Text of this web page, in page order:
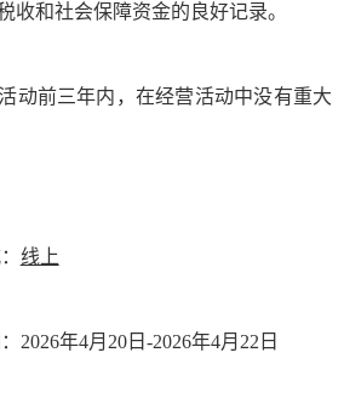
收和社会保障资金的良好记录。
动前三年内，在经营活动中没有重大
线上
2026年4月 20日 -2026年4月 22 日